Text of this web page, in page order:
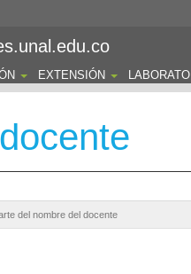
EXTENSIÓN